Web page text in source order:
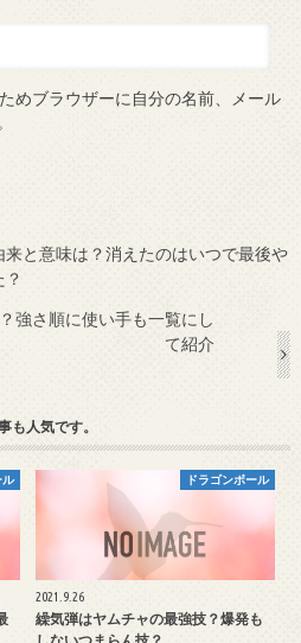
めブラウザーに自分の名前、メール
来と意味は？消えたのはいつで最後や
強さ順に使い手も一覧にし
て紹介
も人気です。
ル ドラゴンボール
2021.9.26
繰気弾はヤムチャの最強技？爆発も